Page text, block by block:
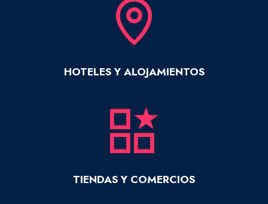
HOTELES Y ALOJAMIENTOS
TIENDAS Y COMERCIOS